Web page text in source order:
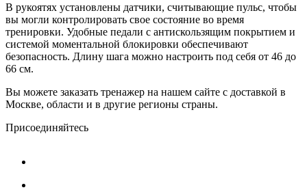
В рукоятях установлены датчики, считывающие пульс, чтобы
вы могли контролировать свое состояние во время
тренировки. Удобные педали с антискользящим покрытием и
системой моментальной блокировки обеспечивают
безопасность. Длину шага можно настроить под себя от 46 до
66 см.
Вы можете заказать тренажер на нашем сайте с доставкой в
Москве, области и в другие регионы страны.
Присоединяйтесь